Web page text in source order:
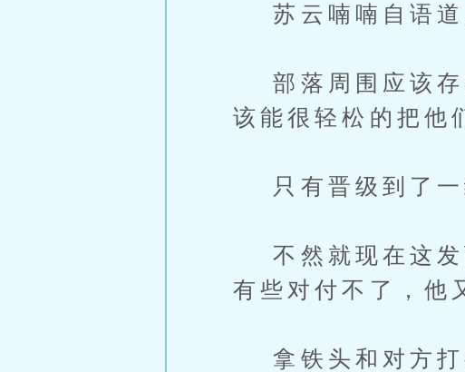
苏云喃喃自语道
部落周围应该存
该能很轻松的把他
只有晋级到了一
不然就现在这发
有些对付不了，他
拿铁头和对方打